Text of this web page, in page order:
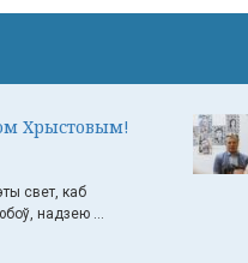
Хрыстовым!
свет, каб
надзею ...